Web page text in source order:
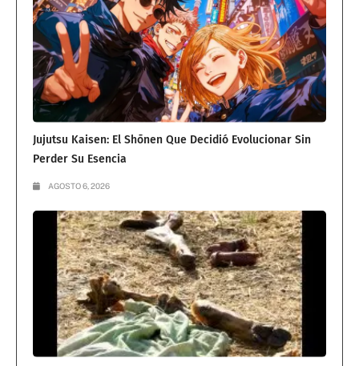
Jujutsu Kaisen: El Shōnen Que Decidió Evolucionar Sin
Perder Su Esencia
AGOSTO 6, 2026